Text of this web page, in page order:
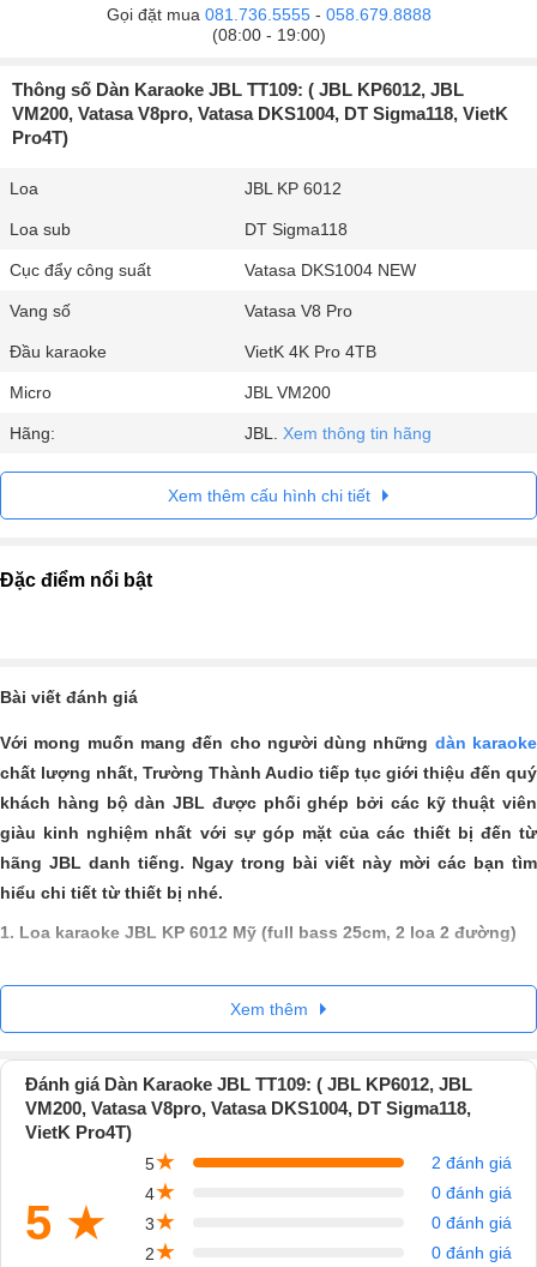
Gọi đặt mua 081.736.5555- 058.679.8888
(08:00 - 19:00)
Thông số Dàn Karaoke JBL TT109: ( JBL KP6012, JBL
VM200, Vatasa V8pro, Vatasa DKS1004, DT Sigma118, VietK
Pro4T)
Loa JBL KP 6012
Loa sub DT Sigma118
Cục đẩy công suất Vatasa DKS1004 NEW
Vang số Vatasa V8 Pro
Đầu karaoke VietK 4K Pro 4TB
Micro JBL VM200
Hãng: JBL. Xem thông tin hãng
Xem thêm cấu hình chi tiết
Đặc điểm nổi bật
Bài viết đánh giá
Với mong muốn mang đến cho người dùng những dàn karaoke
chất lượng nhất, Trường Thành Audio tiếp tục giới thiệu đến quý
khách hàng bộ dàn JBL được phối ghép bởi các kỹ thuật viên
giàu kinh nghiệm nhất với sự góp mặt của các thiết bị đến từ
hãng JBL danh tiếng. Ngay trong bài viết này mời các bạn tìm
hiểu chi tiết từ thiết bị nhé.
1. Loa karaoke JBL KP 6012 Mỹ (full bass 25cm, 2 loa 2 đường)
là cái tên được nhiều khách hàng lựa chọn cho hệ thống giải trí của
mình. Sở hữu thiết kế khỏe khoắn, chất lượng hoàn thiện cao cùng
công suất mạnh mẽ, mẫu loa này đáp ứng tốt nhu cầu karaoke gia
đình lẫn phòng hát kinh doanh.
JBL KP6012 mang đến chất âm sống động, tiếng hát rõ nét, âm bass
chắc và đều, giúp người dùng dễ dàng tận hưởng những phút giây giải
trí trọn vẹn. Bên cạnh đó, độ ổn định và khả năng vận hành bền bỉ
cũng là những ưu điểm giúp sản phẩm duy trì sức hút trên thị trường.
Xem thêm
Đánh giá Dàn Karaoke JBL TT109: ( JBL KP6012, JBL
VM200, Vatasa V8pro, Vatasa DKS1004, DT Sigma118,
VietK Pro4T)
5 ★
5★
2 đánh giá
4★
0 đánh giá
3★
0 đánh giá
2★
0 đánh giá